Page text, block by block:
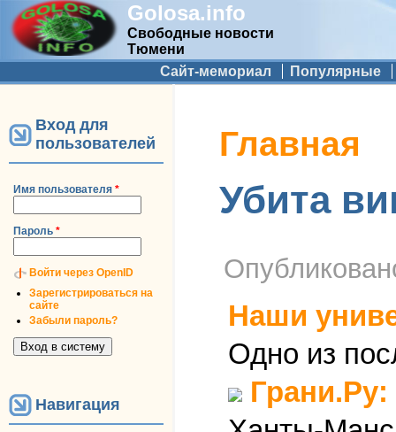
Golosa.info
Свободные новости
Тюмени
Дополнительное меню
Сайт-мемориал Популярные
Вход для
пользователей
Имя пользователя *
Пароль *
Войти через OpenID
Зарегистрироваться на
сайте
Забыли пароль?
Навигация
Вы здесь
Главная
Убита
Наши
Одно из